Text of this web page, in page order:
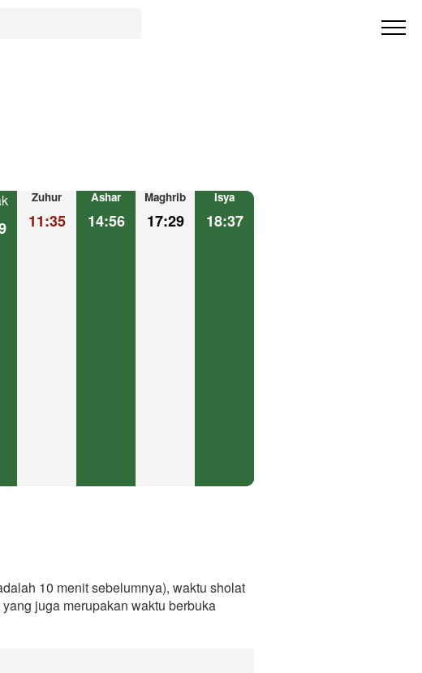
Zuhur
11:35
Ashar
14:56
Maghrib
17:29
Isya
18:37
10 menit sebelumnya), waktu sholat
juga merupakan waktu berbuka